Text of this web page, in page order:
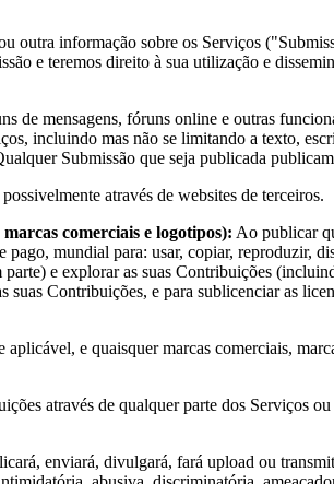
outra informação sobre os Serviços
e teremos direito à sua utilização e
mensagens, fóruns online e outras
incluindo mas não se limitando a texto,
Submissão que seja publicada
através de websites de terceiros.
comerciais e logotipos): Ao publicar
mundial para: usar, copiar, reproduzir,
e explorar as suas Contribuições
Contribuições, e para sublicenciar as
e quaisquer marcas comerciais,
através de qualquer parte dos Serviços
enviará, divulgará, fará upload ou